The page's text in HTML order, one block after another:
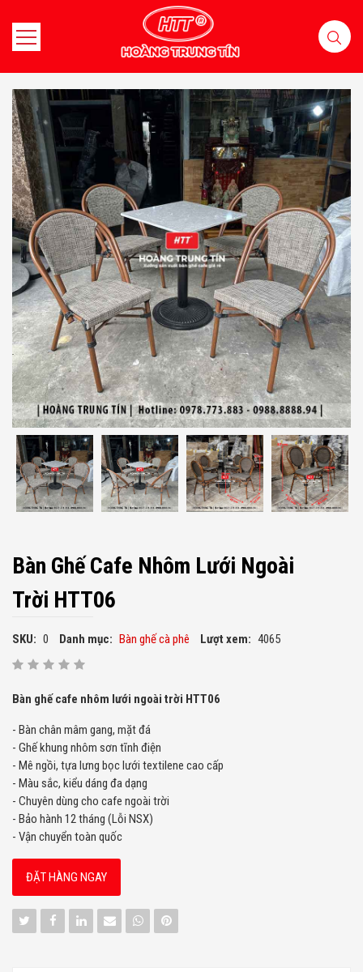
Bàn Ghế Cafe Nhôm Lưới Ngoài
Trời HTT06
SKU: 0 Danh mục: Bàn ghế cà phê Lượt xem: 4065
Bàn ghế cafe nhôm lưới ngoài trời HTT06
- Bàn chân mâm gang, mặt đá
- Ghế khung nhôm sơn tĩnh điện
- Mê ngồi, tựa lưng bọc lưới textilene cao cấp
- Màu sắc, kiểu dáng đa dạng
- Chuyên dùng cho cafe ngoài trời
- Bảo hành 12 tháng (Lỗi NSX)
- Vận chuyển toàn quốc
ĐẶT HÀNG NGAY